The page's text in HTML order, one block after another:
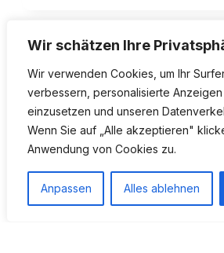
Wir schätzen Ihre
Wir verwenden Cookies, um Ihr
verbessern, personalisierte
einzusetzen und unseren
Wenn Sie auf „Alle akzeptieren"
Anwendung von Cookies zu.
Anpassen Alles ablehnen
Impressum Datenschutz
realisiert vonOptiX - by